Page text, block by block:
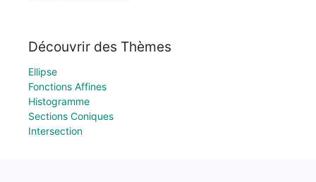
Découvrir des Thèmes
Ellipse
Fonctions Affines
Histogramme
Sections Coniques
Intersection